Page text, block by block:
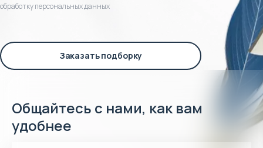
обработку персональных данных
Заказать подборку
Общайтесь с нами, как вам
удобнее